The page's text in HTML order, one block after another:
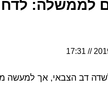
17:31
דב הצבאי, אך למעשה